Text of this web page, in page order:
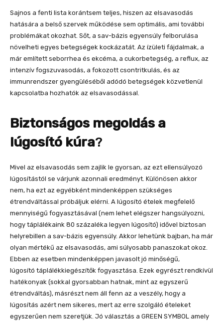
Sajnos a fenti lista korántsem teljes, hiszen az elsavasodás
hatására a belső szervek működése sem optimális, ami további
problémákat okozhat. Sőt, a sav-bázis egyensúly felborulása
növelheti egyes betegségek kockázatát. Az ízületi fájdalmak, a
már említett seborrhea és ekcéma, a cukorbetegség, a reflux, az
intenzív fogszuvasodás, a fokozott csontritkulás, és az
immunrendszer gyengüléséből adódó betegségek közvetlenül
kapcsolatba hozhatók az elsavasodással.
Biztonságos megoldás a
lúgosító kúra?
Mivel az elsavasodás sem zajlik le gyorsan, az ezt ellensúlyozó
lúgosítástól se várjunk azonnali eredményt. Különösen akkor
nem, ha ezt az egyébként mindenképpen szükséges
étrendváltással próbáljuk elérni. A lúgosító ételek megfelelő
mennyiségű fogyasztásával (nem lehet elégszer hangsúlyozni,
hogy táplálékaink 80 százaléka legyen lúgosító) idővel biztosan
helyrebillen a sav-bázis egyensúly. Akkor lehetünk bajban, ha már
olyan mértékű az elsavasodás, ami súlyosabb panaszokat okoz.
Ebben az esetben mindenképpen javasolt jó minőségű,
lúgosító táplálékkiegészítők fogyasztása. Ezek egyrészt rendkívül
hatékonyak (sokkal gyorsabban hatnak, mint az egyszerű
étrendváltás), másrészt nem áll fenn az a veszély, hogy a
lúgosítás azért nem sikeres, mert az erre szolgáló ételeket
egyszerűen nem szeretjük. Jó választás a GREEN SYMBOL amely